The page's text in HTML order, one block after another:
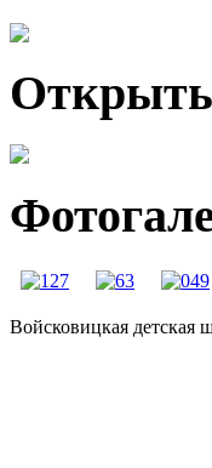
Войсковицкая детская